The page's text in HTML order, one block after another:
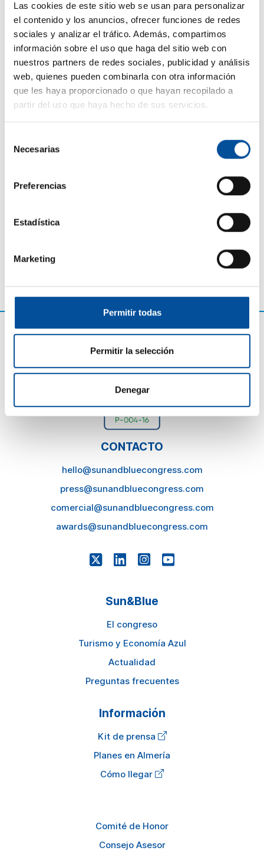
Las cookies de este sitio web se usan para personalizar
el contenido y los anuncios, ofrecer funciones de redes
sociales y analizar el tráfico. Además, compartimos
información sobre el uso que haga del sitio web con
nuestros partners de redes sociales, publicidad y análisis
web, quienes pueden combinarla con otra información
que les haya proporcionado o que hayan recopilado a
partir del uso que haya hecho de sus servicios.
Necesarias
Preferencias
Estadística
Marketing
Permitir todas
Permitir la selección
Denegar
asistentes y un avance en la
cooperación internacional en
materia de Turismo y Economía
Azul
hace 8 meses
Premios Sun&Blue Congress
CONTACTO
hello@sunandbluecongress.com
press@sunandbluecongress.com
comercial@sunandbluecongress.com
awards@sunandbluecongress.com
Sun&Blue
El congreso
Turismo y Economía Azul
Actualidad
Preguntas frecuentes
Información
Kit de prensa
Planes en Almería
Cómo llegar
Comité de Honor
Consejo Asesor